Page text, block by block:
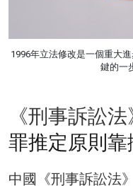
1996年立法修改是一個重大
鍵的一
《刑事訴訟法
罪推定原則靠
中國《刑事訴訟法